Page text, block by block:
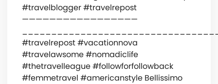
#travelblogger #travelrepost
—————————————————
#travelrepost #vacationnova
#travelawsome #nomadiclife
#thetravelleague #followforfollowback
#femmetravel #americanstyle Bellissimo ️